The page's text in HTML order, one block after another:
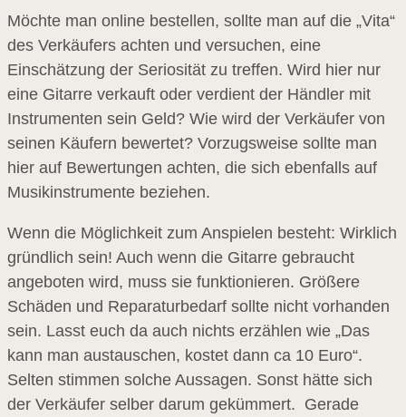
Möchte man online bestellen, sollte man auf die „Vita“
des Verkäufers achten und versuchen, eine
Einschätzung der Seriosität zu treffen. Wird hier nur
eine Gitarre verkauft oder verdient der Händler mit
Instrumenten sein Geld? Wie wird der Verkäufer von
seinen Käufern bewertet? Vorzugsweise sollte man
hier auf Bewertungen achten, die sich ebenfalls auf
Musikinstrumente beziehen.
Wenn die Möglichkeit zum Anspielen besteht: Wirklich
gründlich sein! Auch wenn die Gitarre gebraucht
angeboten wird, muss sie funktionieren. Größere
Schäden und Reparaturbedarf sollte nicht vorhanden
sein. Lasst euch da auch nichts erzählen wie „Das
kann man austauschen, kostet dann ca 10 Euro“.
Selten stimmen solche Aussagen. Sonst hätte sich
der Verkäufer selber darum gekümmert. Gerade